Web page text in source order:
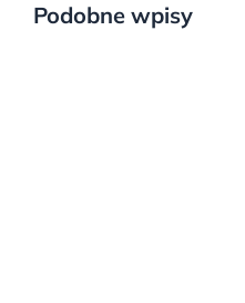
Podobne wpisy